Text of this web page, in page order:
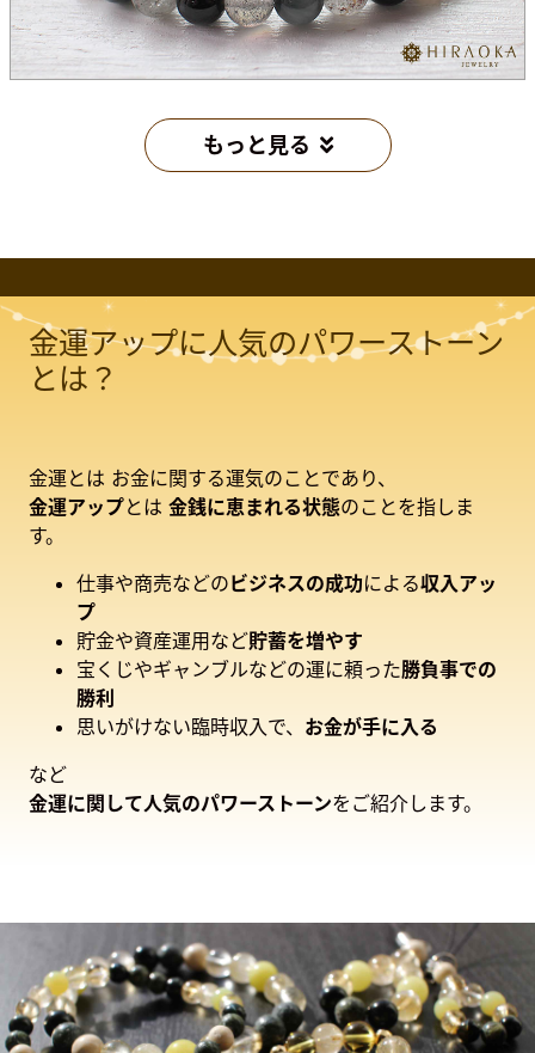
もっと見る
金運アップに人気のパワーストーン
とは？
金運とは お金に関する運気のことであり、
金運アップとは 金銭に恵まれる状態のことを指しま
す。
仕事や商売などのビジネスの成功による収入アッ
プ
貯金や資産運用など貯蓄を増やす
宝くじやギャンブルなどの運に頼った勝負事での
勝利
思いがけない臨時収入で、 お金が手に入る
など
金運に関して人気のパワーストーンをご紹介します。